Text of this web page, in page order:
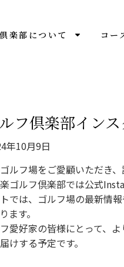
倶楽部について
コー
フ倶楽部イン
年10月9日
ルフ場をご愛顧いただき、
ゴルフ倶楽部では公式
では、ゴルフ場の最新情
ます。
愛好家の皆様にとって、
けする予定です。